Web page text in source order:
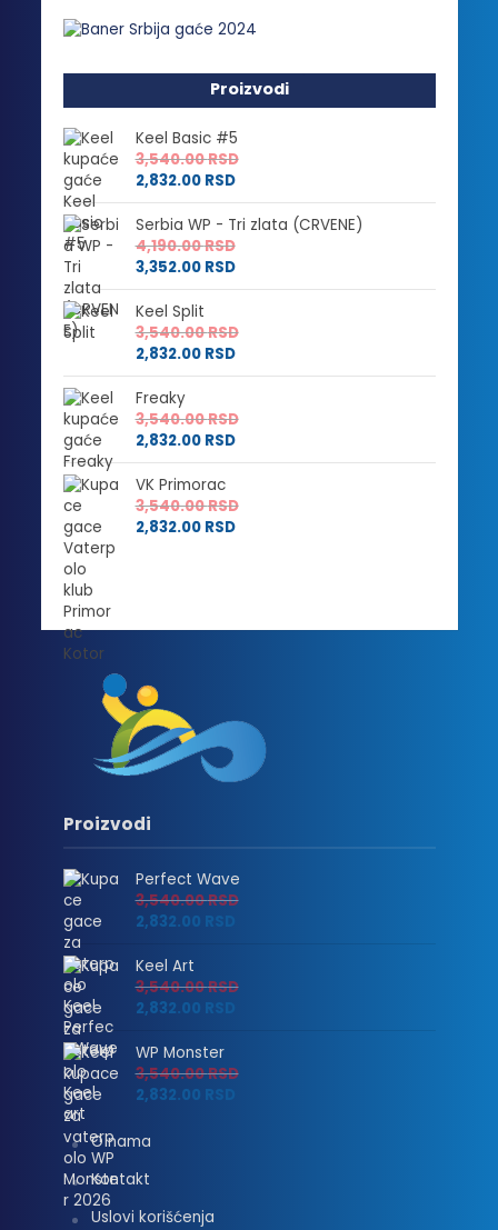
Proizvodi
Keel Basic #5
3,540.00RSD
2,832.00 RSD
Serbia WP - Tri zlata (CRVENE)
4,190.00RSD
3,352.00 RSD
Keel Split
3,540.00RSD
2,832.00 RSD
Freaky
3,540.00RSD
2,832.00 RSD
VK Primorac
3,540.00RSD
2,832.00 RSD
Proizvodi
Perfect Wave
3,540.00RSD
2,832.00 RSD
Keel Art
3,540.00RSD
2,832.00 RSD
WP Monster
3,540.00RSD
2,832.00 RSD
O nama
Kontakt
Uslovi korišćenja